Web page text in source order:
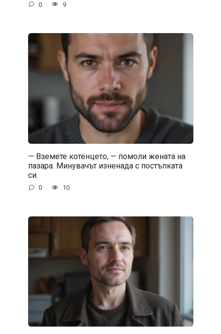
0 9
— Вземете котенцето, — помоли жената на
пазара. Минувачът изненада с постъпката
си.
0 10